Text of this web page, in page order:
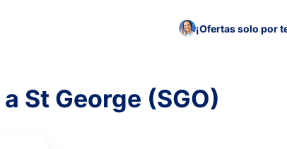
¡Ofertas solo por
St George (SGO)